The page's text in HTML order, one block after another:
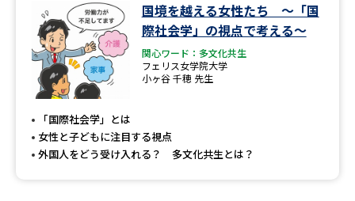
国境を越える女性たち ～「国
際社会学」の視点で考える～
関心ワード：多文化共生
フェリス女学院大学
小ヶ谷 千穂 先生
「国際社会学」とは
女性と子どもに注目する視点
外国人をどう受け入れる？ 多文化共生とは？